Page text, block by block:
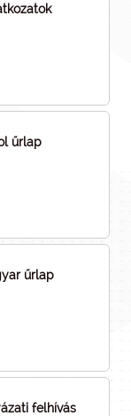
űrlap
űrlap
felhívás